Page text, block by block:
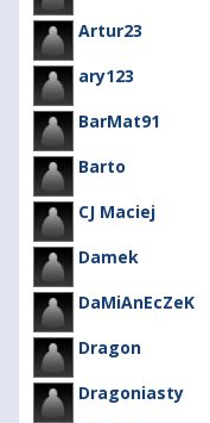
Artur23
ary123
BarMat91
Barto
CJ Maciej
Damek
DaMiAnEcZeK
Dragon
Dragoniasty